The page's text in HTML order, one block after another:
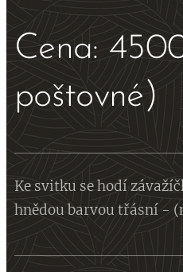
Cena:
poštovné)
Ke svitku se hodí
hnědou barvou třásní -